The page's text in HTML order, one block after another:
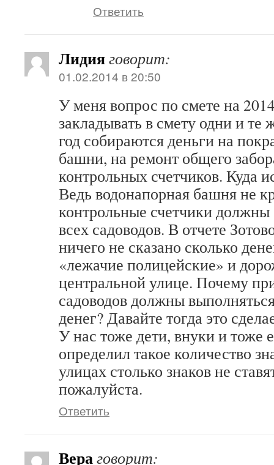
Ответить
Лидияговорит:
01.02.2014 в 20:50
У меня вопрос по смете на
закладывать в смету одни и
год собираются деньги на
башни, на ремонт общего
контрольных счетчиков. Куда
Ведь водонапорная башня не
контрольные счетчики должны
всех садоводов. В отчете
ничего не сказано сколько
«лежачие полицейские» и
центральной улице. Почему
садоводов должны
денег? Давайте тогда это
У нас тоже дети, внуки и тоже
определил такое количество
улицах столько знаков не
пожалуйста.
Ответить
Вераговорит: